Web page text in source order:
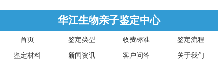
华江生物亲子鉴定中心
首页 鉴定类型 收费标准 鉴定流程
鉴定材料 新闻资讯 客户问答 关于我们